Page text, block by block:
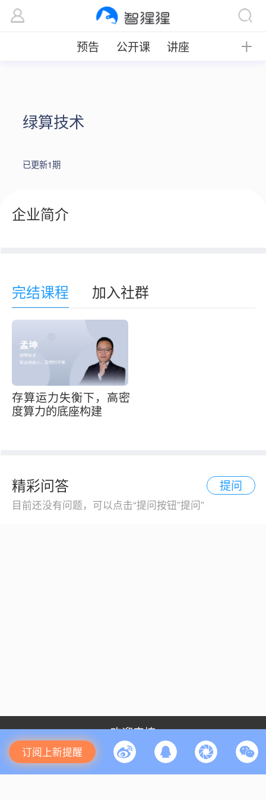
预告 公开课 讲座 ╋
订阅上新提醒
绿算技术
已更新1期
企业简介
完结课程 加入社群
存算运力失衡下，高密
度算力的底座构建
精彩问答 提问
目前还没有问题，可以点击“提问按钮”提问”
欢迎来撩
关于我们 加入我们 商务合作 会议咨询 媒体合作